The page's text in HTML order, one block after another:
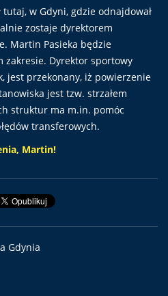
w Gdyni, gdzie odnajdował
zostaje dyrektorem
Martin Pasieka będzie
zakresie. Dyrektor sportowy
jest przekonany, iż powierzenie
jest tzw. strzałem
struktur ma m.in. pomóc
transferowych.
Martin!
Gdynia